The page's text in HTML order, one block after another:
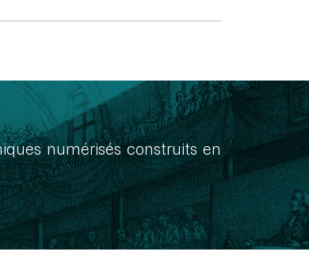
numérisés construits en